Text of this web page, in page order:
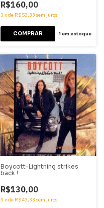
R$160,00
3 xde R$53,33 sem juros
1em estoque
Boycott-Lightning strikes
back !
R$130,00
3 xde R$43,33 sem juros